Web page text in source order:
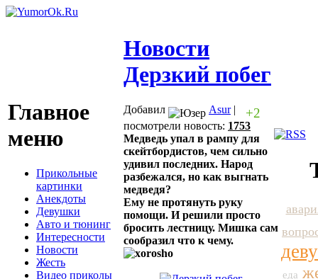
Главное
меню
Прикольные
картинки
Анекдоты
Девушки
Авто и тюнинг
Интересности
Новости
Жесть
Видео приколы
Новости
Дерзкий побег
+2
Добавил Asur|
посмотрели новость: 1753
Медведь упал в рампу для
скейтбордистов, чем сильно
удивил последних. Народ
разбежался, но как выгнать
медведя?
Ему не протянуть руку
помощи. И решили просто
бросить лестницу. Мишка сам
сообразил что к чему.
еда